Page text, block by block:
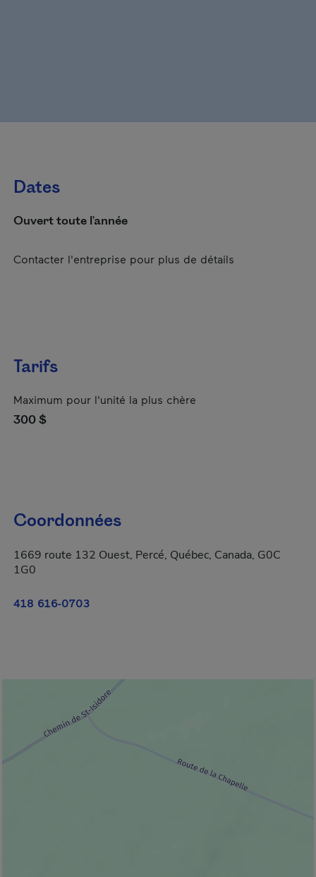
Dates
Ouvert toute l'année
Contacter l'entreprise pour plus de détails
Tarifs
Maximum pour l'unité la plus chère
300 $
Coordonnées
1669 route 132 Ouest, Percé, Québec, Canada, G0C
1G0
418 616-0703